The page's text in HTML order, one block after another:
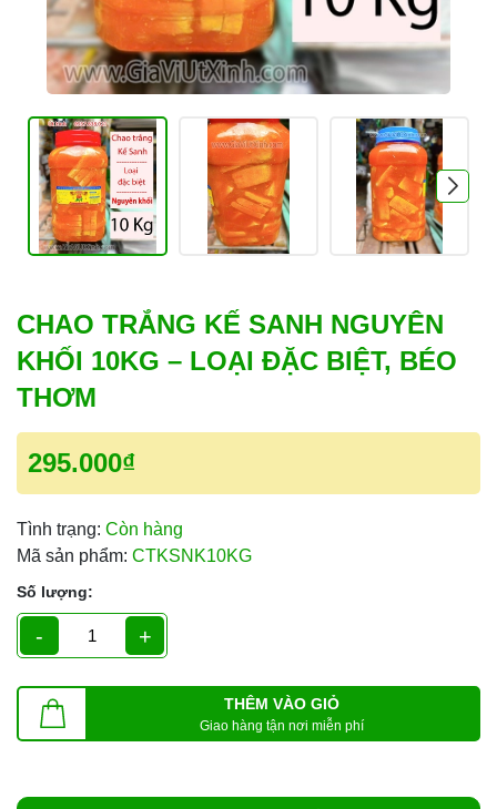
CHAO TRẮNG KẾ SANH NGUYÊN
KHỐI 10KG – LOẠI ĐẶC BIỆT, BÉO
THƠM
295.000₫
Tình trạng: Còn hàng
Mã sản phẩm: CTKSNK10KG
Số lượng:
- +
THÊM VÀO GIỎ
Giao hàng tận nơi miễn phí